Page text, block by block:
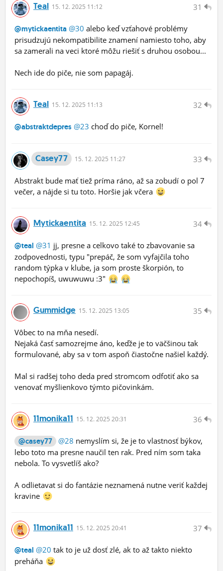
31
Teal 15. 12. 2025 11:12
@mytickaentita @30 alebo keď vzťahové problémy
prisudzujú nekompatibilite znamení namiesto toho, aby
sa zamerali na veci ktoré môžu riešiť s druhou osobou...
Nech ide do piče, nie som papagáj.
32
Teal 15. 12. 2025 11:13
@abstraktdepres @23 choď do piče, Kornel!
33
Casey77 15. 12. 2025 11:27
Abstrakt bude mať tiež príma ráno, až sa zobudí o pol 7
večer, a nájde si tu toto. Horšie jak včera
34
Mytickaentita 15. 12. 2025 12:45
@teal @31 jj, presne a celkovo také to zbavovanie sa
zodpovednosti, typu "prepáč, že som vyfajčila toho
random týpka v klube, ja som proste škorpión, to
nepochopíš, uwuwuwu :3"
35
Gummidge 15. 12. 2025 13:05
Vôbec to na mňa nesedí.
Nejaká časť samozrejme áno, keďže je to väčšinou tak
formulované, aby sa v tom aspoň čiastočne našiel každý.
Mal si radšej toho deda pred stromcom odfotiť ako sa
venovať myšlienkovo týmto pičovinkám.
36
11monika11 15. 12. 2025 20:31
@casey77 @28 nemyslím si, že je to vlastnosť býkov,
lebo toto ma presne naučil ten rak. Pred ním som taka
nebola. To vysvetlíš ako?
A odlietavat si do fantázie neznamená nutne veriť každej
kravine
37
11monika11 15. 12. 2025 20:41
@teal @20 tak to je už dosť zlé, ak to až takto niekto
preháňa